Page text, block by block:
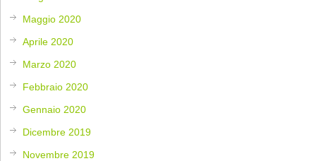
Maggio 2020
Aprile 2020
Marzo 2020
Febbraio 2020
Gennaio 2020
Dicembre 2019
Novembre 2019